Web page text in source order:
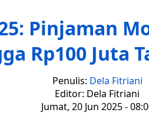
Pinjaman
Rp100 Juta
Penulis: Dela Fitriani
Editor: Dela Fitriani
Jumat, 20 Jun 2025 -